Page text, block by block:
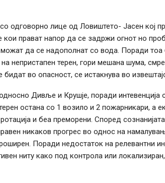
одговорно лице од Ловиштето- Јасен кој
кои прават напор да се задржи огнот но
да се надополнат со вода. Поради
непристапен терен, гори мешана шума,
бидат во опасност, се истакнува во
Дивље и Крушје, поради интевенција
остана со 1 возило и 2 пожарникари, а
и беа преморени. Според
никаков прогрес во однос на
Поради недостаток на релевантни
ниту како под контрола или